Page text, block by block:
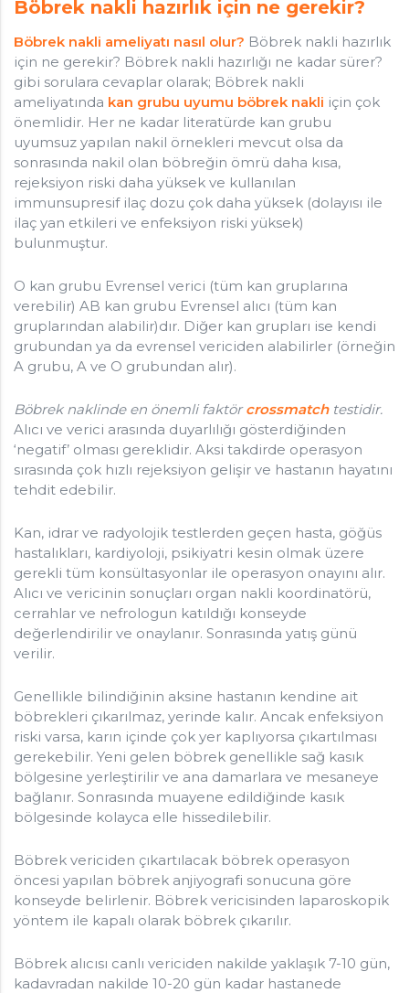
Böbrek nakli hazırlık için ne gerekir?
Böbrek nakli ameliyatı nasıl olur? Böbrek nakli hazırlık
için ne gerekir? Böbrek nakli hazırlığı ne kadar sürer?
gibi sorulara cevaplar olarak; Böbrek nakli
ameliyatında kan grubu uyumu böbrek nakli için çok
önemlidir. Her ne kadar literatürde kan grubu
uyumsuz yapılan nakil örnekleri mevcut olsa da
sonrasında nakil olan böbreğin ömrü daha kısa,
rejeksiyon riski daha yüksek ve kullanılan
immunsupresif ilaç dozu çok daha yüksek (dolayısı ile
ilaç yan etkileri ve enfeksiyon riski yüksek)
bulunmuştur.
O kan grubu Evrensel verici (tüm kan gruplarına
verebilir) AB kan grubu Evrensel alıcı (tüm kan
gruplarından alabilir)dır. Diğer kan grupları ise kendi
grubundan ya da evrensel vericiden alabilirler (örneğin
A grubu, A ve O grubundan alır).
Böbrek naklinde en önemli faktörcrossmatchtestidir.
Alıcı ve verici arasında duyarlılığı gösterdiğinden
‘negatif’ olması gereklidir. Aksi takdirde operasyon
sırasında çok hızlı rejeksiyon gelişir ve hastanın hayatını
tehdit edebilir.
Kan, idrar ve radyolojik testlerden geçen hasta, göğüs
hastalıkları, kardiyoloji, psikiyatri kesin olmak üzere
gerekli tüm konsültasyonlar ile operasyon onayını alır.
Alıcı ve vericinin sonuçları organ nakli koordinatörü,
cerrahlar ve nefrologun katıldığı konseyde
değerlendirilir ve onaylanır. Sonrasında yatış günü
verilir.
Genellikle bilindiğinin aksine hastanın kendine ait
böbrekleri çıkarılmaz, yerinde kalır. Ancak enfeksiyon
riski varsa, karın içinde çok yer kaplıyorsa çıkartılması
gerekebilir. Yeni gelen böbrek genellikle sağ kasık
bölgesine yerleştirilir ve ana damarlara ve mesaneye
bağlanır. Sonrasında muayene edildiğinde kasık
bölgesinde kolayca elle hissedilebilir.
Böbrek vericiden çıkartılacak böbrek operasyon
öncesi yapılan böbrek anjiyografi sonucuna göre
konseyde belirlenir. Böbrek vericisinden laparoskopik
yöntem ile kapalı olarak böbrek çıkarılır.
Böbrek alıcısı canlı vericiden nakilde yaklaşık 7-10 gün,
kadavradan nakilde 10-20 gün kadar hastanede